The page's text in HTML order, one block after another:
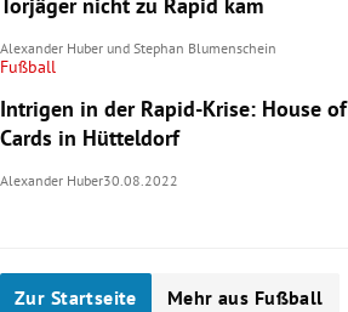
Torjäger nicht zu Rapid kam
Alexander Huber und Stephan Blumenschein
Fußball
Intrigen in der Rapid-Krise: House of
Cards in Hütteldorf
Alexander Huber30.08.2022
Zur Startseite Mehr aus Fußball